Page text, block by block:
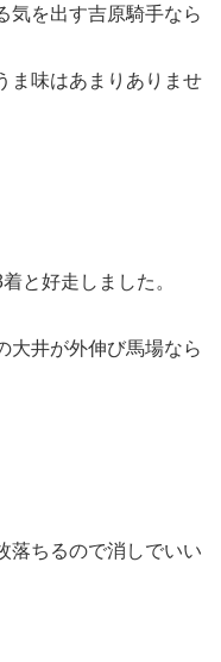
気を出す吉原騎手なら
ま味はあまりありませ
と好走しました。
大井が外伸び馬場なら
落ちるので消しでいい